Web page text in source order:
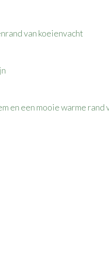
van koeienvacht
en een mooie warme rand